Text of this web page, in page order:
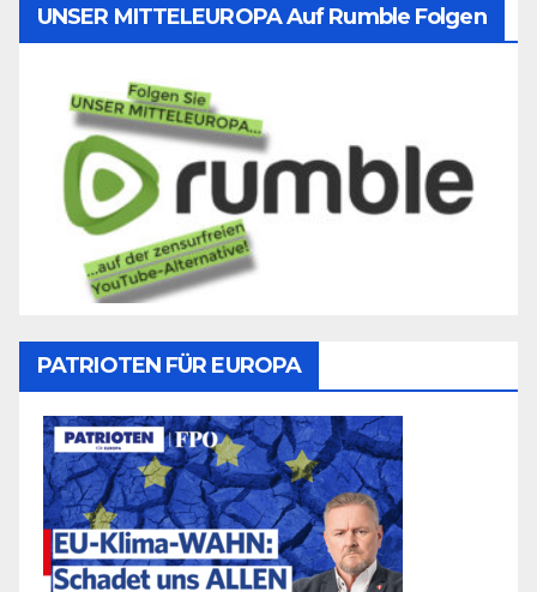
UNSER MITTELEUROPA Auf Rumble Folgen
PATRIOTEN FÜR EUROPA